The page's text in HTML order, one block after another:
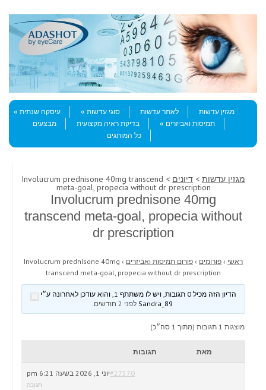
Menu
Skip to content
מגזין עדשות
לאתר עדשות סוגי עדשות
עיסקה שנתית
תמיסות ואביזרים
בדיקת ראיה מקצועית
מבצעים
כל המותגים
מגזין עדשות > דיונים > Involucrum prednisone 40mg transcend
meta-goal, propecia without dr prescription
Involucrum prednisone 40mg
transcend meta-goal, propecia without
dr prescription
ראשי › פורומים › פורום תמיסות ואביזרים ›
Involucrum prednisone 40mg
transcend meta-goal, propecia without dr prescription
הדיון הזה מכיל 0 תגובות, ויש לו משתתף 1, והוא עודכן לאחרונה ע״י
לפני 2 חודשים .
מוצגות 1 תגובות (מתוך 1 סה״כ)
מאת תגובות
יוני 1, 2026 בשעה 6:21 pm#27570
תגובה